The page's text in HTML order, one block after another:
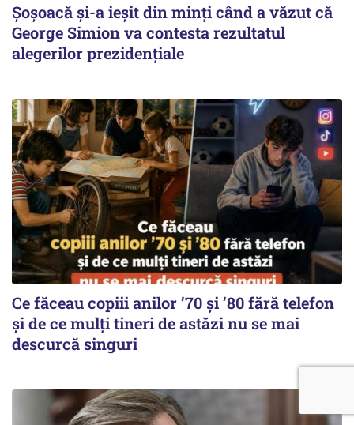
Șoșoacă și-a ieșit din minți când a văzut că
George Simion va contesta rezultatul
alegerilor prezidențiale
Ce făceau copiii anilor ’70 și ’80 fără telefon
și de ce mulți tineri de astăzi nu se mai
descurcă singuri